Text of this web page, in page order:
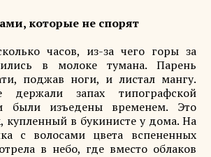
которые не спорят
часов, из-за чего горы за
в молоке тумана. Парень
поджав ноги, и листал мангу.
держали запах типографской
были изъедены временем. Это
купленный в букинисте у дома. На
с волосами цвета вспененных
в небо, где вместо облаков